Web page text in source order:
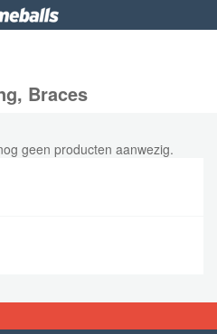
Braces
geen producten aanwezig.